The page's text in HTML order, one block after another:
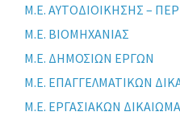
Μ.Ε. ΑΥΤΟΔΙΟΙΚΗΣΗΣ –
Μ.Ε. ΒΙΟΜΗΧΑΝΙΑΣ
Μ.Ε. ΔΗΜΟΣΙΩΝ ΕΡΓΩΝ
Μ.Ε. ΕΠΑΓΓΕΛΜΑΤΙΚΩΝ
Μ.Ε. ΕΡΓΑΣΙΑΚΩΝ